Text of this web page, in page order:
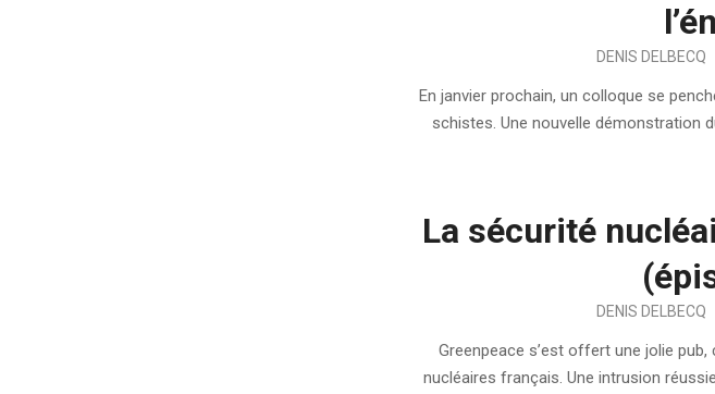
DENIS DELBECQ
En janvier prochain, un colloque se
schistes. Une nouvelle démonstration
La sécurité
DENIS DELBECQ
Greenpeace s’est offert une jolie
nucléaires français. Une intrusion